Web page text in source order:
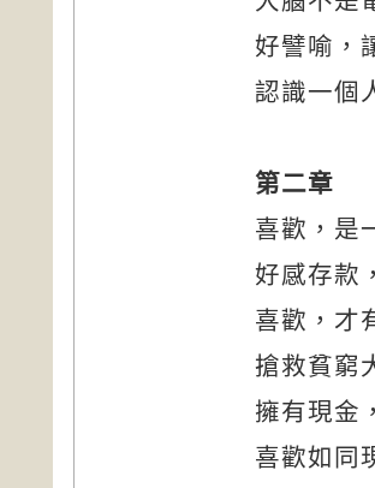
好譬喻，
認識一個
第二章
喜歡，是
好感存款
喜歡，才
搶救貧窮
擁有現金
喜歡如同